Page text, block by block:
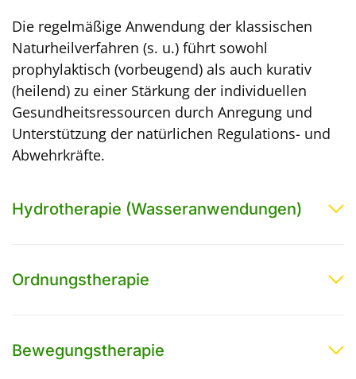
Die regelmäßige Anwendung der klassischen
Naturheilverfahren (s. u.) führt sowohl
prophylaktisch (vorbeugend) als auch kurativ
(heilend) zu einer Stärkung der individuellen
Gesundheitsressourcen durch Anregung und
Unterstützung der natürlichen Regulations- und
Abwehrkräfte.
Hydrotherapie (Wasseranwendungen)
Ordnungstherapie
Bewegungstherapie